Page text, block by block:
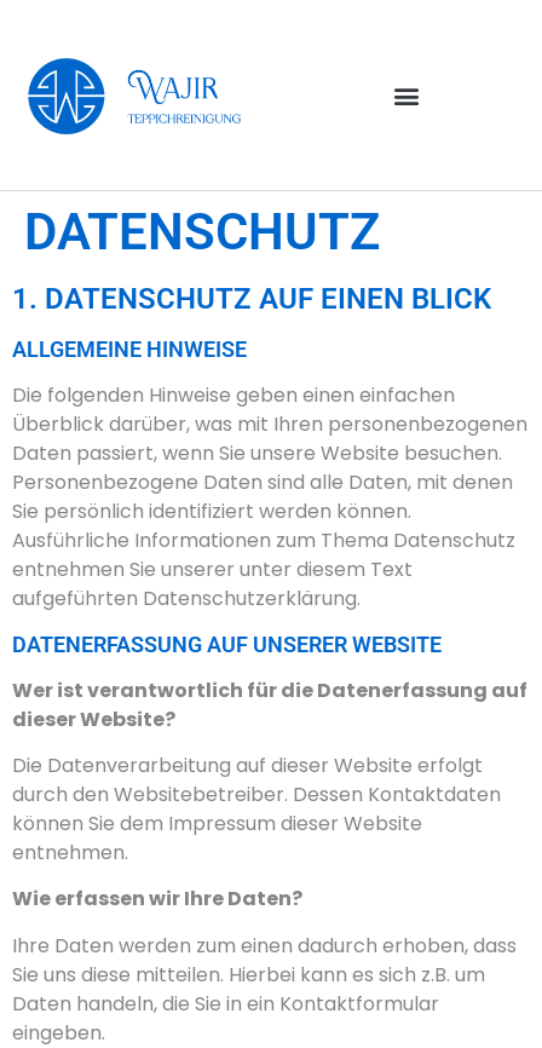
DATENSCHUTZ
1. DATENSCHUTZ AUF EINEN BLICK
ALLGEMEINE HINWEISE
Die folgenden Hinweise geben einen einfachen
Überblick darüber, was mit Ihren personenbezogenen
Daten passiert, wenn Sie unsere Website besuchen.
Personenbezogene Daten sind alle Daten, mit denen
Sie persönlich identifiziert werden können.
Ausführliche Informationen zum Thema Datenschutz
entnehmen Sie unserer unter diesem Text
aufgeführten Datenschutzerklärung.
DATENERFASSUNG AUF UNSERER WEBSITE
Wer ist verantwortlich für die Datenerfassung auf
dieser Website?
Die Datenverarbeitung auf dieser Website erfolgt
durch den Websitebetreiber. Dessen Kontaktdaten
können Sie dem Impressum dieser Website
entnehmen.
Wie erfassen wir Ihre Daten?
Ihre Daten werden zum einen dadurch erhoben, dass
Sie uns diese mitteilen. Hierbei kann es sich z.B. um
Daten handeln, die Sie in ein Kontaktformular
eingeben.